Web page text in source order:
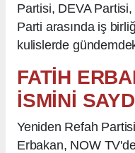
Partisi, DEVA
Parti arasında iş
kulislerde
FATİH
İSMİNİ
Yeniden Refah
Erbakan, NOW TV'de